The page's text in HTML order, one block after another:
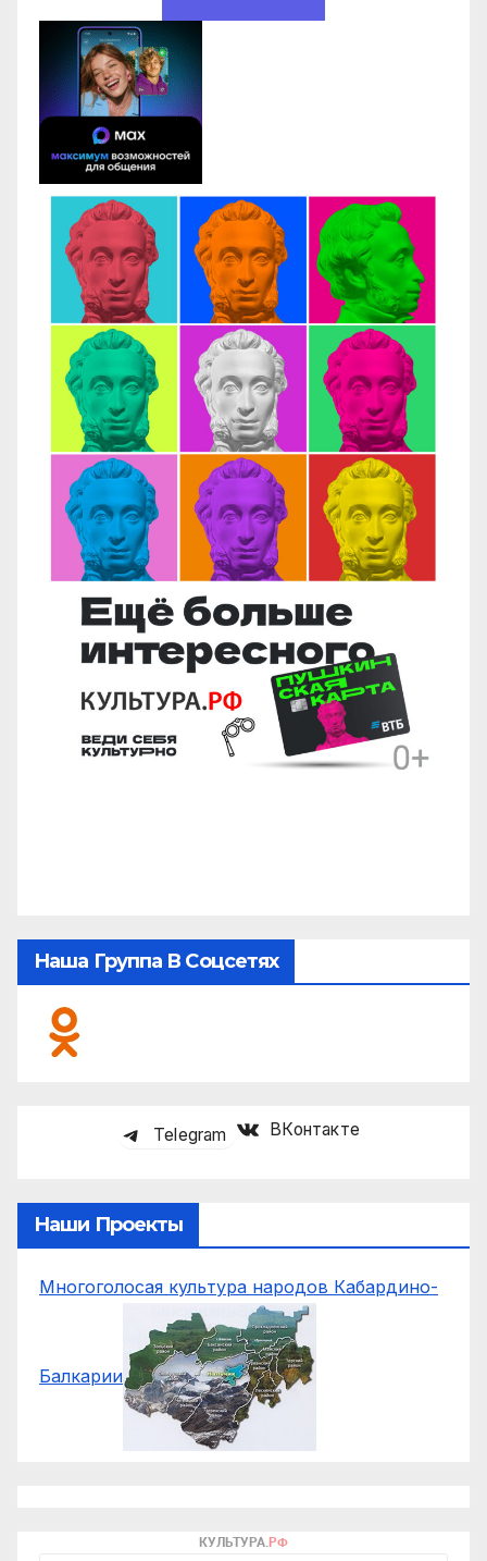
Наша Группа В Соцсетях
Telegram ВКонтакте
Наши Проекты
Многоголосая культура народов Кабардино-
Балкарии